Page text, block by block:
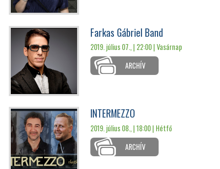
Farkas Gábriel Band
2019. július 07., | 22:00 |Vasárnap
ARCHÍV
INTERMEZZO
2019. július 08., | 18:00 | Hétfő
ARCHÍV